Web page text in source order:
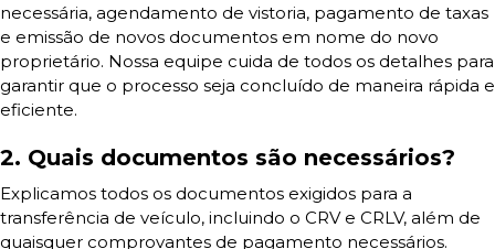
necessária, agendamento de vistoria, pagamento de taxas
e emissão de novos documentos em nome do novo
proprietário. Nossa equipe cuida de todos os detalhes para
garantir que o processo seja concluído de maneira rápida e
eficiente.
2. Quais documentos são necessários?
Explicamos todos os documentos exigidos para a
transferência de veículo, incluindo o CRV e CRLV, além de
quaisquer comprovantes de pagamento necessários.